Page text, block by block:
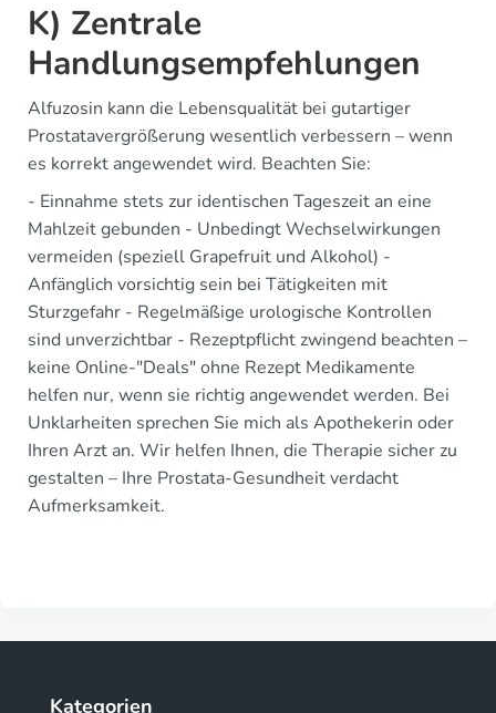
K) Zentrale
Handlungsempfehlungen
Alfuzosin kann die Lebensqualität bei gutartiger
Prostatavergrößerung wesentlich verbessern – wenn
es korrekt angewendet wird. Beachten Sie:
- Einnahme stets zur identischen Tageszeit an eine
Mahlzeit gebunden - Unbedingt Wechselwirkungen
vermeiden (speziell Grapefruit und Alkohol) -
Anfänglich vorsichtig sein bei Tätigkeiten mit
Sturzgefahr - Regelmäßige urologische Kontrollen
sind unverzichtbar - Rezeptpflicht zwingend beachten –
keine Online-"Deals" ohne Rezept Medikamente
helfen nur, wenn sie richtig angewendet werden. Bei
Unklarheiten sprechen Sie mich als Apothekerin oder
Ihren Arzt an. Wir helfen Ihnen, die Therapie sicher zu
gestalten – Ihre Prostata-Gesundheit verdacht
Aufmerksamkeit.
Kategorien